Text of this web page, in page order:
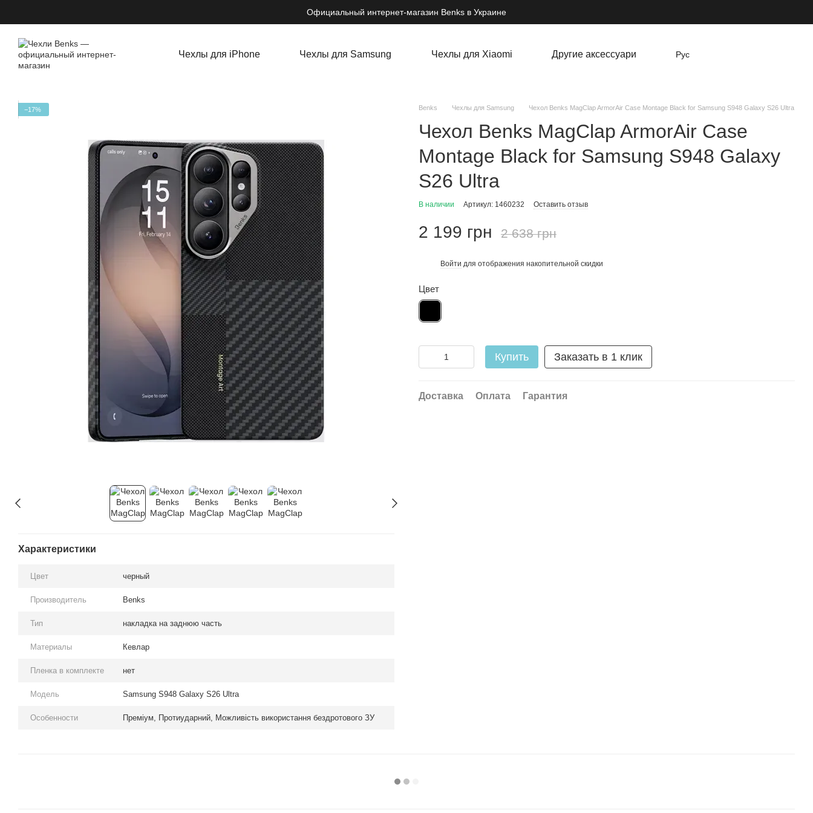
Официальный интернет-магазин Benks в Украине
Чехлы для iPhone Чехлы для Samsung Чехлы для Xiaomi Другие аксессуари Рус
−17%
Характеристики
Цвет черный
Производитель Benks
Тип накладка на заднюю часть
Материалы Кевлар
Пленка в комплекте нет
Модель Samsung S948 Galaxy S26 Ultra
Особенности Преміум, Протиударний, Можливість використання бездротового ЗУ
Benks Чехлы для Samsung Чехол Benks MagClap ArmorAir Case Montage Black for Samsung S948 Galaxy S26 Ultra
Чехол Benks MagClap ArmorAir Case
Montage Black for Samsung S948 Galaxy
S26 Ultra
В наличии Артикул: 1460232 Оставить отзыв
2 199 грн 2 638 грн
Войти для отображения накопительной скидки
Цвет
Купить Заказать в 1 клик
Доставка Оплата Гарантия